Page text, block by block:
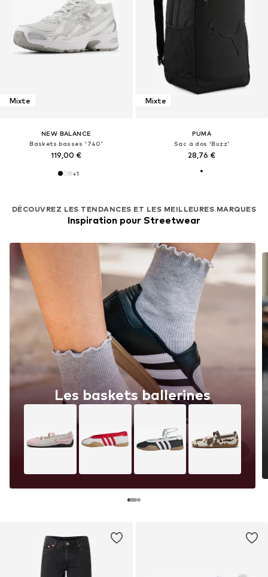
Mixte
NEW BALANCE
Baskets basses '740'
119,00 €
+1
Mixte
PUMA
Sac à dos 'Buzz'
28,76 €
DÉCOUVREZ LES TENDANCES ET LES MEILLEURES MARQUES
Inspiration pour Streetwear
Les baskets ballerines